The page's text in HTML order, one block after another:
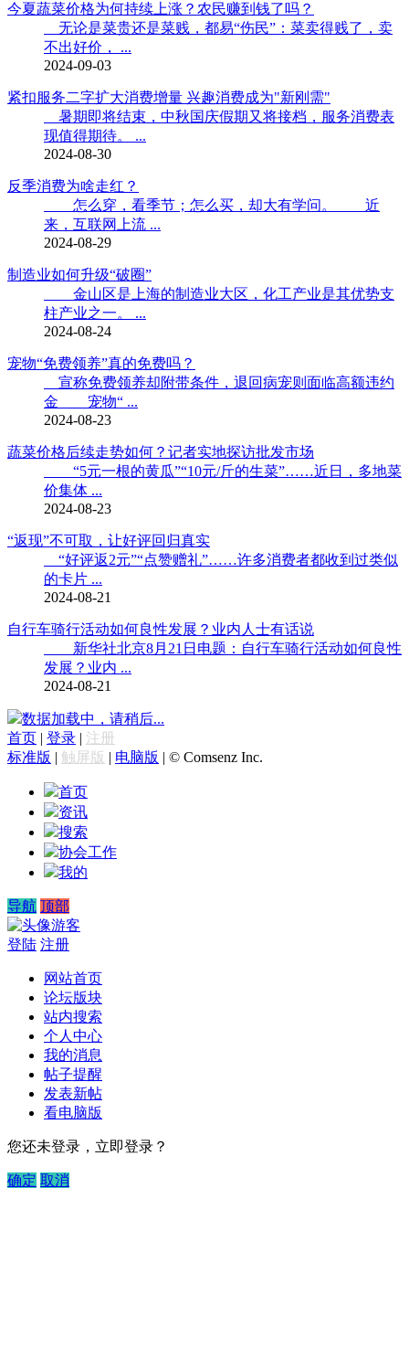
今夏蔬菜价格为何持续上涨？农民赚到钱了吗？
无论是菜贵还是菜贱，都易“伤民”：菜卖得贱了，卖
不出好价， ...
2024-09-03
紧扣服务二字扩大消费增量 兴趣消费成为"新刚需"
暑期即将结束，中秋国庆假期又将接档，服务消费表
现值得期待。 ...
2024-08-30
反季消费为啥走红？
怎么穿，看季节；怎么买，却大有学问。 近
来，互联网上流 ...
2024-08-29
制造业如何升级“破圈”
金山区是上海的制造业大区，化工产业是其优势支
柱产业之一。 ...
2024-08-24
宠物“免费领养”真的免费吗？
宣称免费领养却附带条件，退回病宠则面临高额违约
金 宠物“ ...
2024-08-23
蔬菜价格后续走势如何？记者实地探访批发市场
“5元一根的黄瓜”“10元/斤的生菜”……近日，多地菜
价集体 ...
2024-08-23
“返现”不可取，让好评回归真实
“好评返2元”“点赞赠礼”……许多消费者都收到过类似
的卡片 ...
2024-08-21
自行车骑行活动如何良性发展？业内人士有话说
新华社北京8月21日电题：自行车骑行活动如何良性
发展？业内 ...
2024-08-21
数据加载中，请稍后...
首页 | 登录 | 注册
标准版 | 触屏版 | 电脑版 | © Comsenz Inc.
首页
资讯
搜索
协会工作
我的
导航 顶部
游客
登陆 注册
网站首页
论坛版块
站内搜索
个人中心
我的消息
帖子提醒
发表新帖
看电脑版
您还未登录，立即登录？
确定 取消